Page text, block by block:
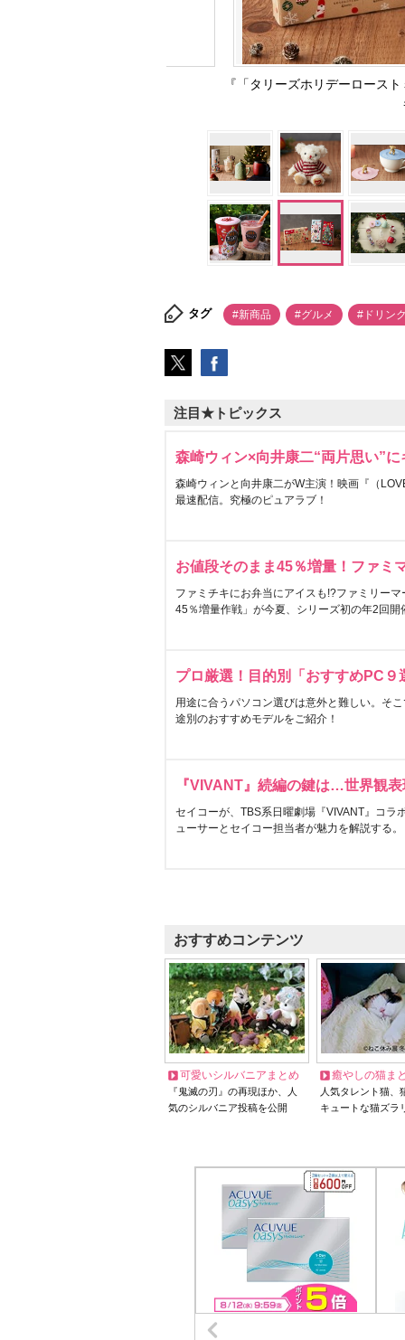
『「タリーズホリデーロース
タグ #新商品 #グルメ #ドリン
注目★トピックス
森崎ウィン×向井康二“両片思い”
森崎ウィンと向井康二がW主演！映画『（
最速配信。究極のピュアラブ！
お値段そのまま45％増量！ファミ
ファミチキにお弁当にアイスも!?ファミリー
45％増量作戦」が今夏、シリーズ初の年2回開
プロ厳選！目的別「おすすめPC９
用途に合うパソコン選びは意外と難しい。そ
途別のおすすめモデルをご紹介！
『VIVANT』続編の鍵は…世界観
セイコーが、TBS系日曜劇場『VIVANT』コラ
ューサーとセイコー担当者が魅力を解説する。
おすすめコンテンツ
可愛いシルバニアまとめ
『鬼滅の刃』の再現ほか、人
気のシルバニア投稿を公開
癒やしの猫ま
人気タレント猫
キュートな猫ズラ